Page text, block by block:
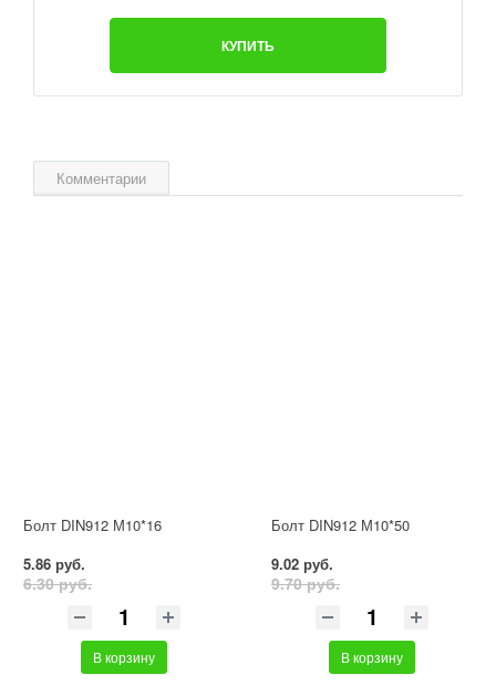
КУПИТЬ
Комментарии
Болт DIN912 М10*16
5.86 руб.
6.30 руб.
В корзину
Болт DIN912 М10*50
9.02 руб.
9.70 руб.
В корзину